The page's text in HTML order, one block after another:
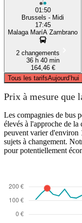
01:50
Brussels - Midi
17:45
Malaga MaríA Zambrano
2 changements
36 h 40 min
164,46 €
Tous les tarifsAujourd’hui
Prix à mesure que
Les compagnies de bus
élevés à l'approche de
peuvent varier d'environ
sujets à changement.
pour potentiellement